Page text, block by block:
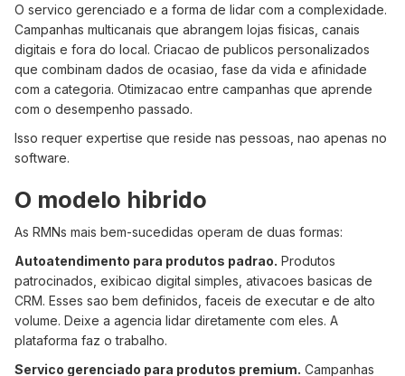
O servico gerenciado e a forma de lidar com a complexidade.
Campanhas multicanais que abrangem lojas fisicas, canais
digitais e fora do local. Criacao de publicos personalizados
que combinam dados de ocasiao, fase da vida e afinidade
com a categoria. Otimizacao entre campanhas que aprende
com o desempenho passado.
Isso requer expertise que reside nas pessoas, nao apenas no
software.
O modelo hibrido
As RMNs mais bem-sucedidas operam de duas formas:
Autoatendimento para produtos padrao. Produtos
patrocinados, exibicao digital simples, ativacoes basicas de
CRM. Esses sao bem definidos, faceis de executar e de alto
volume. Deixe a agencia lidar diretamente com eles. A
plataforma faz o trabalho.
Servico gerenciado para produtos premium. Campanhas